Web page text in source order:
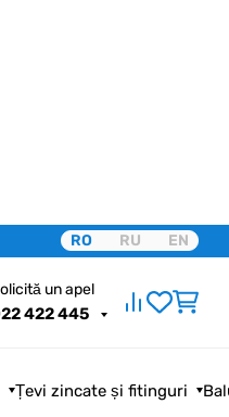
RO RU EN
un apel
422 445
Țevi zincate și fitinguri